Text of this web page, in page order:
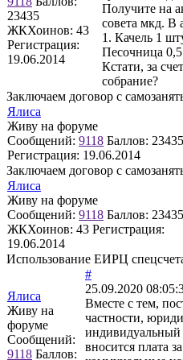
23435
ЖКХоинов: 43
Регистрация:
19.06.2014
Получите на
совета мкд. В
1. Качель 1
Песочница
Кстати, за
собрание?
Заключаем договор с
Ялиса
Живу на форуме
Сообщений: 9118 Баллов: 23435
Регистрация: 19.06.2014
Заключаем договор с
Ялиса
Живу на форуме
Сообщений: 9118 Баллов: 23435
ЖКХоинов: 43 Регистрация:
19.06.2014
Использование ЕИРЦ
Ялиса
Живу на
форуме
Сообщений:
9118 Баллов:
#
25.09.2020
Вместе с тем,
частности,
индивидуальный
вносится плата